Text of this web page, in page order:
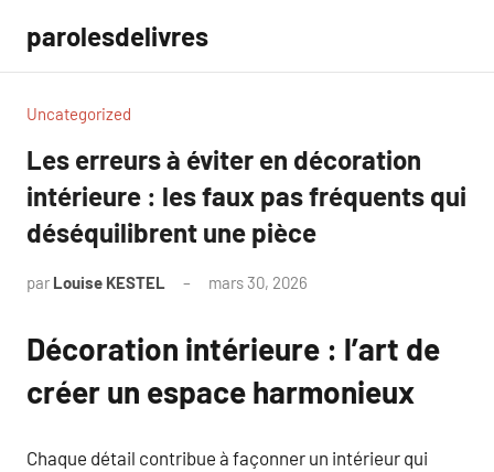
contenu
parolesdelivres
Uncategorized
Les erreurs à éviter en décoration
intérieure : les faux pas fréquents qui
déséquilibrent une pièce
par Louise KESTEL mars 30, 2026
Décoration intérieure : l’art de
créer un espace harmonieux
Chaque détail contribue à façonner un intérieur qui